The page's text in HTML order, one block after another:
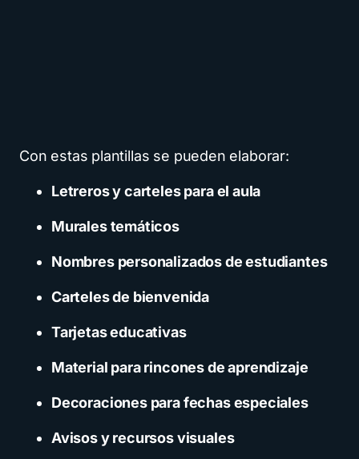
Con estas plantillas se pueden elaborar:
Letreros y carteles para el aula
Murales temáticos
Nombres personalizados de estudiantes
Carteles de bienvenida
Tarjetas educativas
Material para rincones de aprendizaje
Decoraciones para fechas especiales
Avisos y recursos visuales